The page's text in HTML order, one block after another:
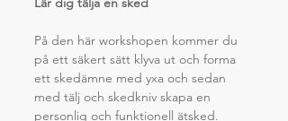
På den här workshopen kommer du
på ett säkert sätt klyva ut och forma
ett skedämne med yxa och sedan
med tälj och skedkniv skapa en
personlig och funktionell ätsked.